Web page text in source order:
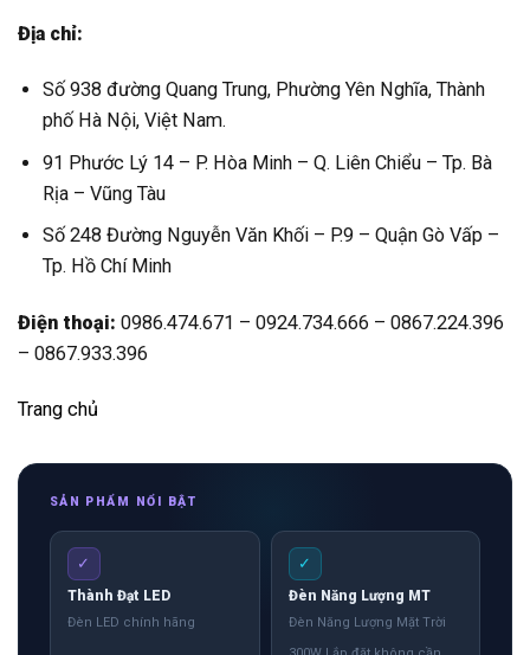
Địa chỉ:
Số 938 đường Quang Trung, Phường Yên Nghĩa, Thành
phố Hà Nội, Việt Nam.
91 Phước Lý 14 – P. Hòa Minh – Q. Liên Chiểu – Tp. Bà
Rịa – Vũng Tàu
Số 248 Đường Nguyễn Văn Khối – P.9 – Quận Gò Vấp –
Tp. Hồ Chí Minh
Điện thoại: 0986.474.671 – 0924.734.666 – 0867.224.396
– 0867.933.396
Trang chủ
SẢN PHẨM NỔI BẬT
✓
Thành Đạt LED
Đèn LED chính hãng
✓
Đèn Năng Lượng MT
Đèn Năng Lượng Mặt Trời